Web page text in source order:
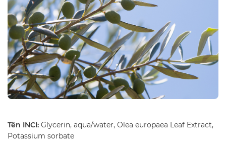
Tên INCI: Glycerin, aqua/water, Olea europaea Leaf Extract,
Potassium sorbate